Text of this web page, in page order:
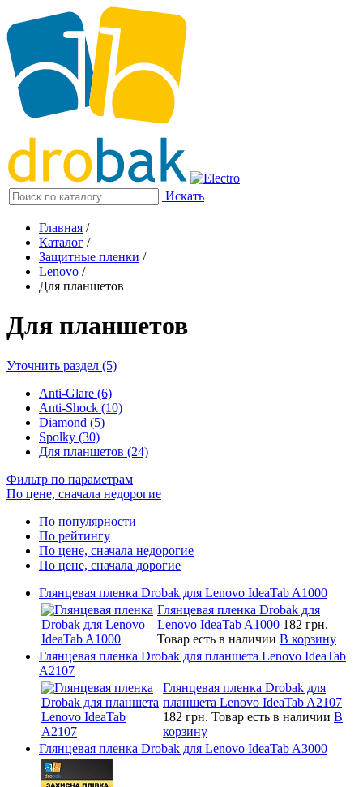
Искать
Главная /
Каталог /
Защитные пленки /
Lenovo /
Для планшетов
Для планшетов
Уточнить раздел (5)
Anti-Glare (6)
Anti-Shock (10)
Diamond (5)
Spolky (30)
Для планшетов (24)
Фильтр по параметрам
По цене, сначала недорогие
По популярности
По рейтингу
По цене, сначала недорогие
По цене, сначала дорогие
Глянцевая пленка Drobak для Lenovo IdeaTab A1000
Глянцевая пленка Drobak для
Lenovo IdeaTab A1000 182 грн.
Товар есть в наличии В корзину
Глянцевая пленка Drobak для планшета Lenovo IdeaTab
A2107
Глянцевая пленка Drobak для
планшета Lenovo IdeaTab A2107
182 грн. Товар есть в наличии В
корзину
Глянцевая пленка Drobak для Lenovo IdeaTab A3000